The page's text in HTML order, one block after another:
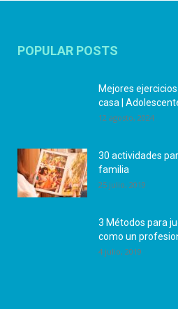
POPULAR POSTS
Mejores
casa |
12 agosto, 2024
30 actividades
familia
25 julio, 2019
3 Métodos para
como un
4 julio, 2019